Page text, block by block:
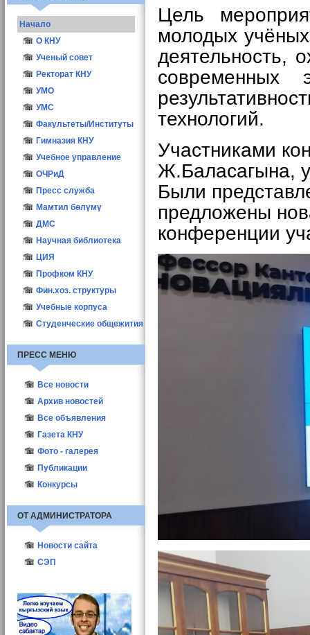
Цель
молодых
деятельность,
современных
технологий.
Участниками
Ж.Баласагына,
Были
предложены
конференции
Начало
О КНУ
Общие сведения
Структура
Атрибутика КНУ
Ректоры КНУ
Опросы
Конкурс ППС-2016
Ученый совет
Иш мерчеми
Состав УС
Заседания УС
Учёный секретарь
Материалы
Ректорат КНУ
УМО
УМС
Факультеты/Институты
Гимназия КНУ
Учебное управление
ОЧРиД
Пресс служба
Мамтил бөлүмү
ДМС
Научная библиотека
ЦИЯ
Профком КНУ
Фин.хоз. структуры
Учебные корпуса
Студенческие общежития
ПРЕСС МЕНЮ
Все новости
Новости КНУ
Абитуриент-2021
Новости структур
Другие новости
Актуальные
Выборы деканов-2011
Архив новостей
Все объявления
Газета КНУ
2010
2011
2012
Фото - галерея
Публикации
ППС
Конкурсы
ОТ АДМИНИСТРАТОРА
Новости сайта
СЭП
Адресная книга СЭП
Общие сведения о СЭП